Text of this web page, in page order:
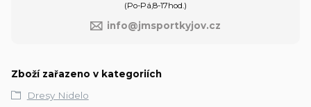
(Po-Pá,8-17hod.)
info@jmsportkyjov.cz
Zboží zařazeno v kategoriích
Dresy Nidelo